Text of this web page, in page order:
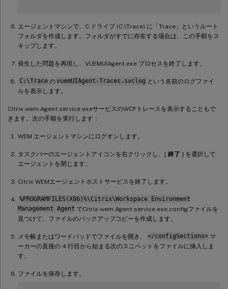
エージェントマシンで、C ドライブ (C:\Trace) に「Trace」というルート
フォルダを作成します。フォルダがすでに存在する場合は、この手順をス
キップします。
発生した問題を再現し、VUEMUIAgent.exe プロセスを終了します。
C:\Trace のvuemUIAgent-Traces.svclog という名前のログファイ
ルを表示します。
Citrix.wem.Agent.service.exeサービスのWCFトレースを表示することもで
きます。次の手順を実行します：
WEM エージェントマシンにログオンします。
タスクバーのエージェントアイコンを右クリックし、[ 終了 ] を選択して
エージェントを閉じます。
Citrix WEMエージェントホストサービスを終了します。
%PROGRAMFILES(X86)%\Citrix\Workspace Environment
Management Agent でCitrix.wem.Agent.service.exe.configファイルを
見つけて、ファイルのバックアップコピーを作成します。
メモ帳またはワードパッドでファイルを開き、 </configSections> マ
ーカーの直後の 4 行目から始まる次のスニペットをファイルに挿入しま
す。
ファイルを保存します。